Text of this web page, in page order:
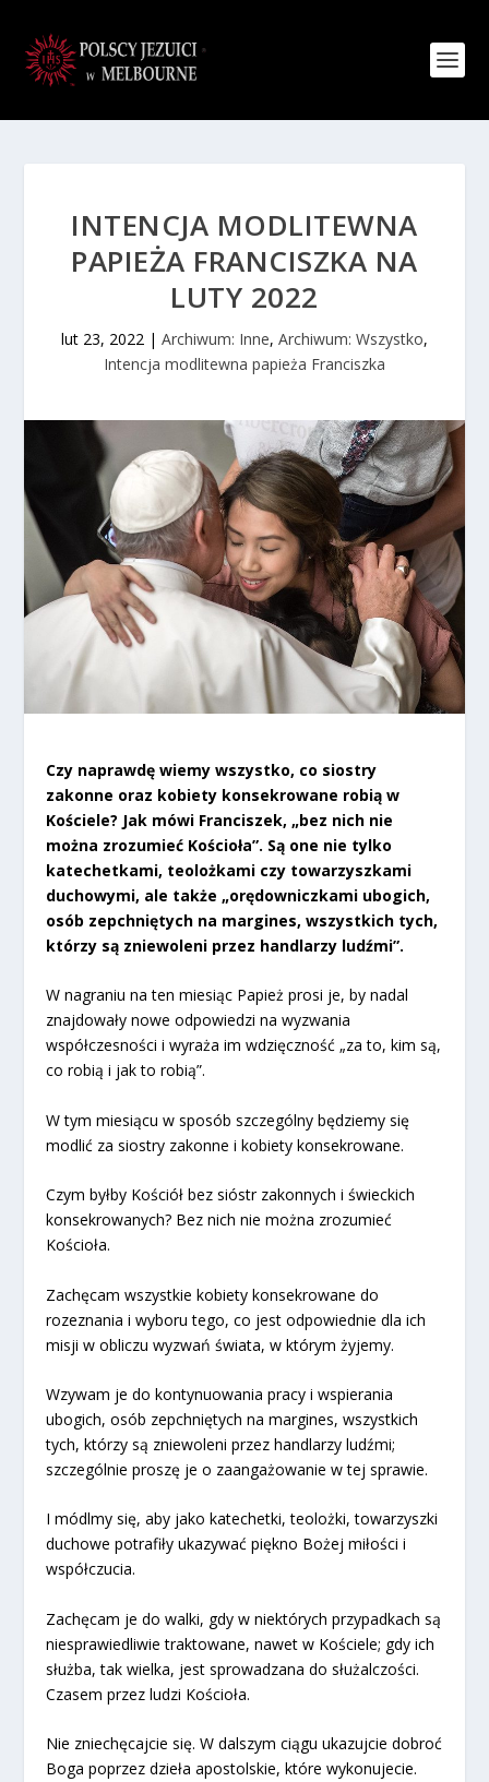
INTENCJA MODLITEWNA
PAPIEŻA FRANCISZKA NA
LUTY 2022
lut 23, 2022 | Archiwum: Inne, Archiwum: Wszystko,
Intencja modlitewna papieża Franciszka
Czy naprawdę wiemy wszystko, co siostry
zakonne oraz kobiety konsekrowane robią w
Kościele? Jak mówi Franciszek, „bez nich nie
można zrozumieć Kościoła”. Są one nie tylko
katechetkami, teolożkami czy towarzyszkami
duchowymi, ale także „orędowniczkami ubogich,
osób zepchniętych na margines, wszystkich tych,
którzy są zniewoleni przez handlarzy ludźmi”.
W nagraniu na ten miesiąc Papież prosi je, by nadal
znajdowały nowe odpowiedzi na wyzwania
współczesności i wyraża im wdzięczność „za to, kim są,
co robią i jak to robią”.
W tym miesiącu w sposób szczególny będziemy się
modlić za siostry zakonne i kobiety konsekrowane.
Czym byłby Kościół bez sióstr zakonnych i świeckich
konsekrowanych? Bez nich nie można zrozumieć
Kościoła.
Zachęcam wszystkie kobiety konsekrowane do
rozeznania i wyboru tego, co jest odpowiednie dla ich
misji w obliczu wyzwań świata, w którym żyjemy.
Wzywam je do kontynuowania pracy i wspierania
ubogich, osób zepchniętych na margines, wszystkich
tych, którzy są zniewoleni przez handlarzy ludźmi;
szczególnie proszę je o zaangażowanie w tej sprawie.
I módlmy się, aby jako katechetki, teolożki, towarzyszki
duchowe potrafiły ukazywać piękno Bożej miłości i
współczucia.
Zachęcam je do walki, gdy w niektórych przypadkach są
niesprawiedliwie traktowane, nawet w Kościele; gdy ich
służba, tak wielka, jest sprowadzana do służalczości.
Czasem przez ludzi Kościoła.
Nie zniechęcajcie się. W dalszym ciągu ukazujcie dobroć
Boga poprzez dzieła apostolskie, które wykonujecie.